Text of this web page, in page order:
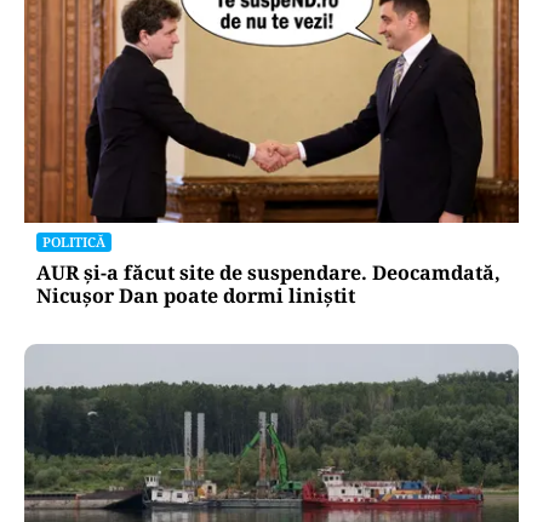
POLITICĂ
AUR și-a făcut site de suspendare. Deocamdată,
Nicușor Dan poate dormi liniștit